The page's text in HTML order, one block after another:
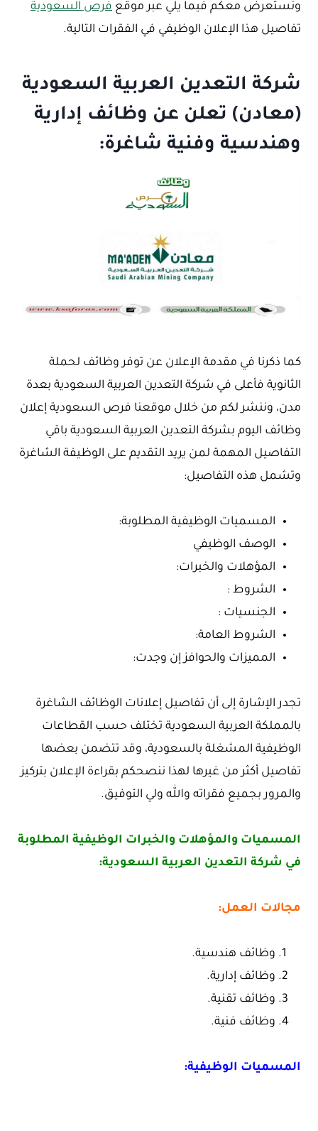
ونستعرض معكم فيما يلي عبر موقع فرص السعودية
تفاصيل هذا الإعلان الوظيفي في الفقرات التالية.
شركة التعدين العربية السعودية
(معادن) تعلن عن وظائف إدارية
وهندسية وفنية شاغرة:
كما ذكرنا في مقدمة الإعلان عن توفر وظائف لحملة
الثانوية فأعلى في شركة التعدين العربية السعودية بعدة
مدن، وننشر لكم من خلال موقعنا فرص السعودية إعلان
وظائف اليوم بشركة التعدين العربية السعودية باقي
التفاصيل المهمة لمن يريد التقديم على الوظيفة الشاغرة
وتشمل هذه التفاصيل:
المسميات الوظيفية المطلوبة:
الوصف الوظيفي
المؤهلات والخبرات:
الشروط :
الجنسيات :
الشروط العامة:
المميزات والحوافز إن وجدت:
تجدر الإشارة إلى أن تفاصيل إعلانات الوظائف الشاغرة
بالمملكة العربية السعودية تختلف حسب القطاعات
الوظيفية المشغلة بالسعودية، وقد تتضمن بعضها
تفاصيل أكثر من غيرها لهذا ننصحكم بقراءة الإعلان بتركيز
والمرور بجميع فقراته والله ولي التوفيق.
المسميات والمؤهلات والخبرات الوظيفية المطلوبة
في شركة التعدين العربية السعودية:
مجالات العمل:
وظائف هندسية.
وظائف إدارية.
وظائف تقنية.
وظائف فنية.
المسميات الوظيفية: